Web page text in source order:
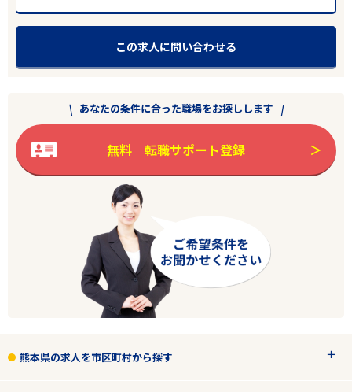
エリアで探す
菊池郡大津町
こだわり条件
フリーワード
この求人に問い合わせる
あなたの条件に合った職場をお探しします
無料 転職サポート登録
熊本県の求人を市区町村から探す